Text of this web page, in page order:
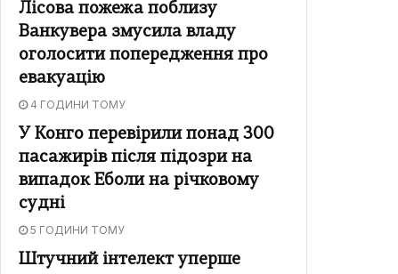
Лісова пожежа поблизу
Ванкувера змусила владу
оголосити попередження про
евакуацію
4 ГОДИНИ ТОМУ
У Конго перевірили понад 300
пасажирів після підозри на
випадок Еболи на річковому
судні
5 ГОДИНИ ТОМУ
Штучний інтелект уперше